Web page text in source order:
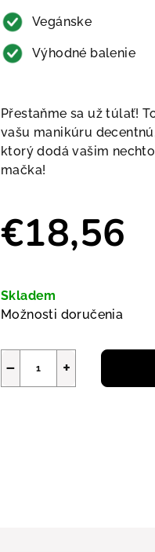
Vegánske
Výhodné balenie
Přestaňme sa už túlať!
vašu manikúru
ktorý dodá vašim
mačka!
€18,56
Skladem
Možnosti doručenia
+
−